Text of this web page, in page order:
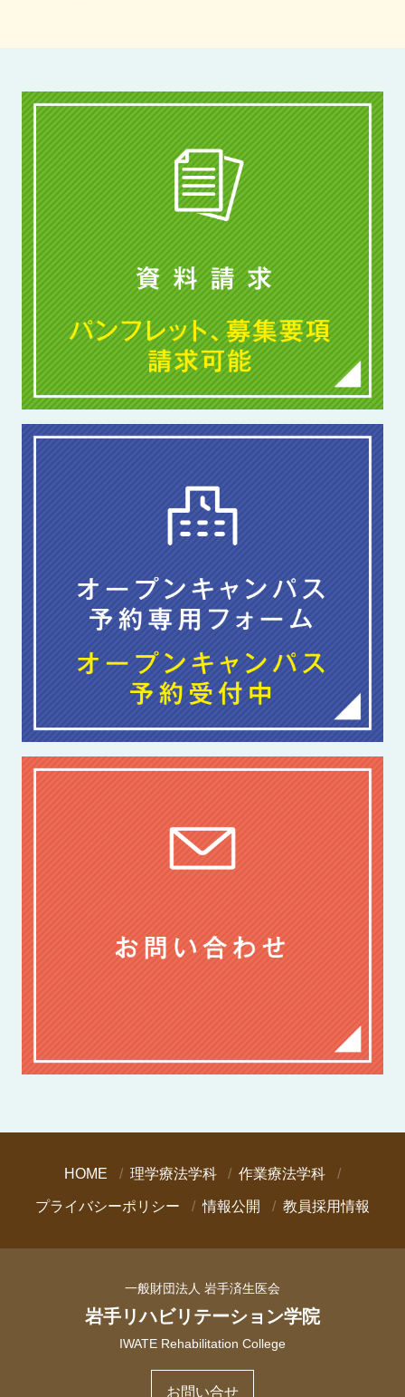
HOME 理学療法学科 作業療法学科
プライバシーポリシー 情報公開 教員採用情報
一般財団法人 岩手済生医会
岩手リハビリテーション学院
IWATE Rehabilitation College
お問い合せ